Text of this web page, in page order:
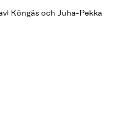
Köngäs och Juha-Pekka